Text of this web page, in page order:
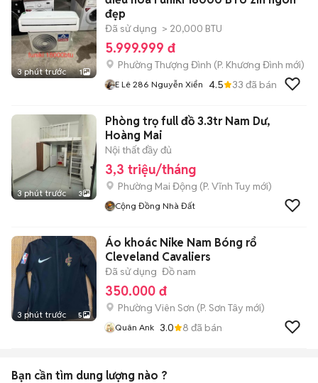
3 phút trước 1
đẹp
Đã sử dụng > 20,000 BTU
5.999.999 đ
Phường Thượng Đình (P. Khương Đình mới)
E Lê 286 Nguyễn Xiển 4.5 33 đã bán
3 phút trước 3
Phòng trọ full đồ 3.3tr Nam Dư,
Hoàng Mai
Nội thất đầy đủ
3,3 triệu/tháng
Phường Mai Động (P. Vĩnh Tuy mới)
Cộng Đồng Nhà Đất
3 phút trước 5
Áo khoác Nike Nam Bóng rổ
Cleveland Cavaliers
Đã sử dụng Đồ nam
350.000 đ
Phường Viên Sơn (P. Sơn Tây mới)
Quân Ank 3.0 8 đã bán
Bạn cần tìm dung lượng nào ?